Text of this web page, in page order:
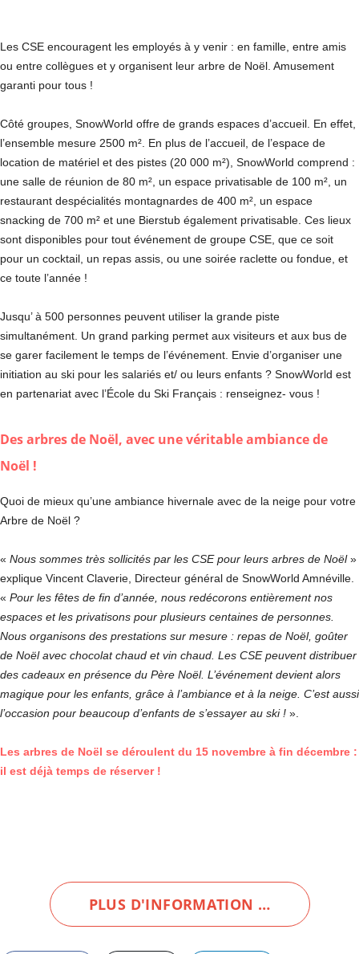
Les CSE encouragent les employés à y venir : en famille, entre amis
ou entre collègues et y organisent leur arbre de Noël. Amusement
garanti pour tous !
Côté groupes, SnowWorld offre de grands espaces d’accueil. En effet,
l’ensemble mesure 2500 m². En plus de l’accueil, de l’espace de
location de matériel et des pistes (20 000 m²), SnowWorld comprend :
une salle de réunion de 80 m², un espace privatisable de 100 m², un
restaurant despécialités montagnardes de 400 m², un espace
snacking de 700 m² et une Bierstub également privatisable. Ces lieux
sont disponibles pour tout événement de groupe CSE, que ce soit
pour un cocktail, un repas assis, ou une soirée raclette ou fondue, et
ce toute l’année !
Jusqu’ à 500 personnes peuvent utiliser la grande piste
simultanément. Un grand parking permet aux visiteurs et aux bus de
se garer facilement le temps de l’événement. Envie d’organiser une
initiation au ski pour les salariés et/ ou leurs enfants ? SnowWorld est
en partenariat avec l’École du Ski Français : renseignez- vous !
Des arbres de Noël, avec une véritable ambiance de
Noël !
Quoi de mieux qu’une ambiance hivernale avec de la neige pour votre
Arbre de Noël ?
« Nous sommes très sollicités par les CSEpour leurs arbres de Noël»
explique Vincent Claverie, Directeur général de SnowWorld Amnéville.
« Pour les fêtes de fin d’année, nous redécorons entièrement nos
espaces et les privatisons pour plusieurs centaines de personnes.
Nous organisons des prestations sur mesure : repas de Noël, goûter
de Noël avec chocolat chaud et vin chaud. Les CSE peuvent distribuer
des cadeaux en présence du Père Noël. L’événement devient alors
magique pour les enfants, grâce à l’ambiance et à la neige C’estaussi
l’occasion pour beaucoup d’enfants de s’essayer au ski ! ».
Les arbres de Noël se déroulent du 15 novembre à fin décembre :
il est déjà temps de réserver !
PLUS D'INFORMATION …